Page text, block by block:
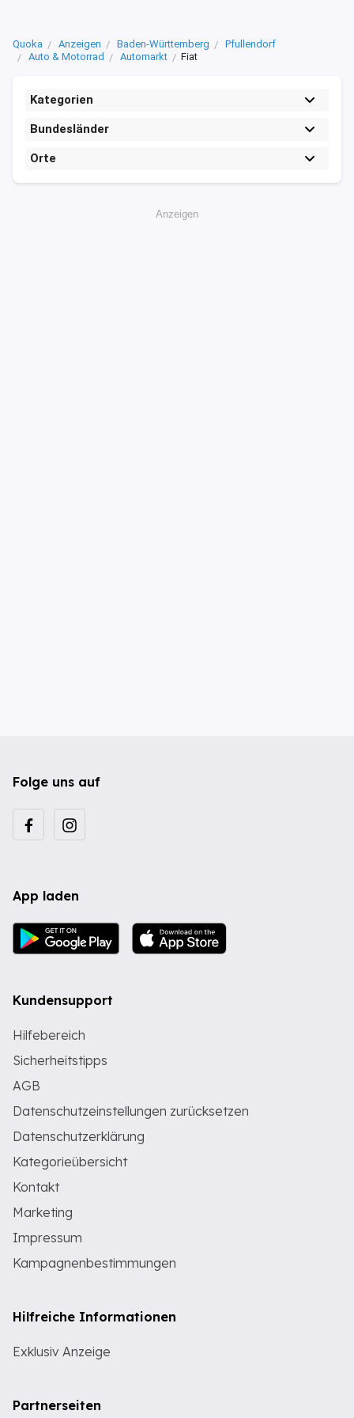
Quoka Anzeigen Baden-Württemberg
Pfullendorf
Auto & Motorrad
Automarkt Fiat
Kategorien
Bundesländer
Orte
Anzeigen
Folge uns auf
App laden
Kundensupport
Hilfebereich
Sicherheitstipps
AGB
Datenschutzeinstellungen zurücksetzen
Datenschutzerklärung
Kategorieübersicht
Kontakt
Marketing
Impressum
Kampagnenbestimmungen
Hilfreiche Informationen
Exklusiv Anzeige
Partnerseiten